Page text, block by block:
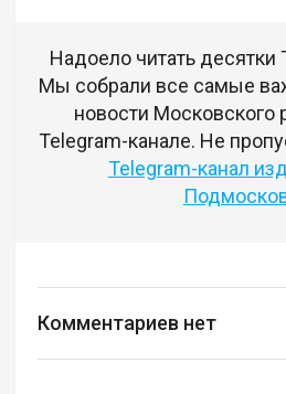
Надоело читать десятки
Мы собрали все самые
новости Московского
Telegram-канале. Не
Telegram-канал
Комментариев нет